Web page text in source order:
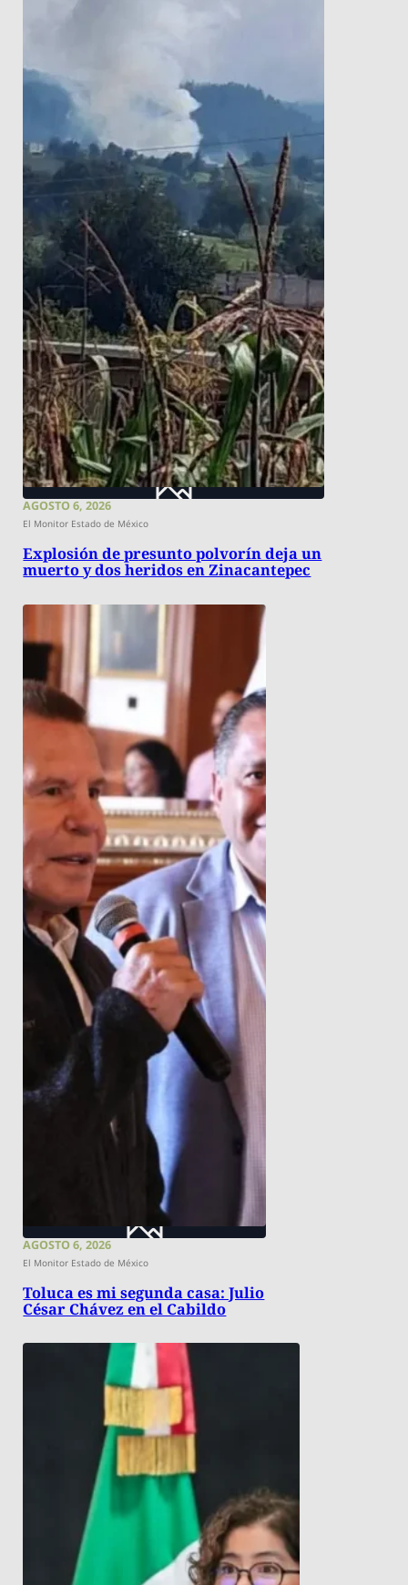
AGOSTO 6, 2026
El Monitor Estado de México
Explosión de presunto polvorín deja un
muerto y dos heridos en Zinacantepec
AGOSTO 6, 2026
El Monitor Estado de México
Toluca es mi segunda casa: Julio
César Chávez en el Cabildo